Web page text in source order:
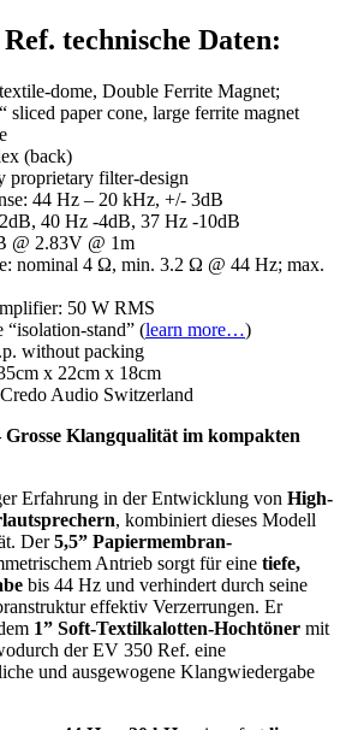
technische Daten:
dome, Double Ferrite Magnet;
sliced paper cone, large ferrite magnet
(back)
proprietary filter-design
44 Hz – 20 kHz, +/- 3dB
40 Hz -4dB, 37 Hz -10dB
@ 2.83V @ 1m
nominal 4 Ω, min. 3.2 Ω @ 44 Hz; max.
50 W RMS
stand” (learn more…)
without packing
x 22cm x 18cm
Audio Switzerland
Grosse Klangqualität im kompakten
Erfahrung in der Entwicklung von High-
, kombiniert dieses Modell
Der5,5” Papiermembran-
Antrieb sorgt für eine tiefe,
bis 44 Hz und verhindert durch seine
effektiv Verzerrungen. Er
1” Soft-Textilkalotten-Hochtöner mit
der EV 350 Ref. eine
und ausgewogene Klangwiedergabe